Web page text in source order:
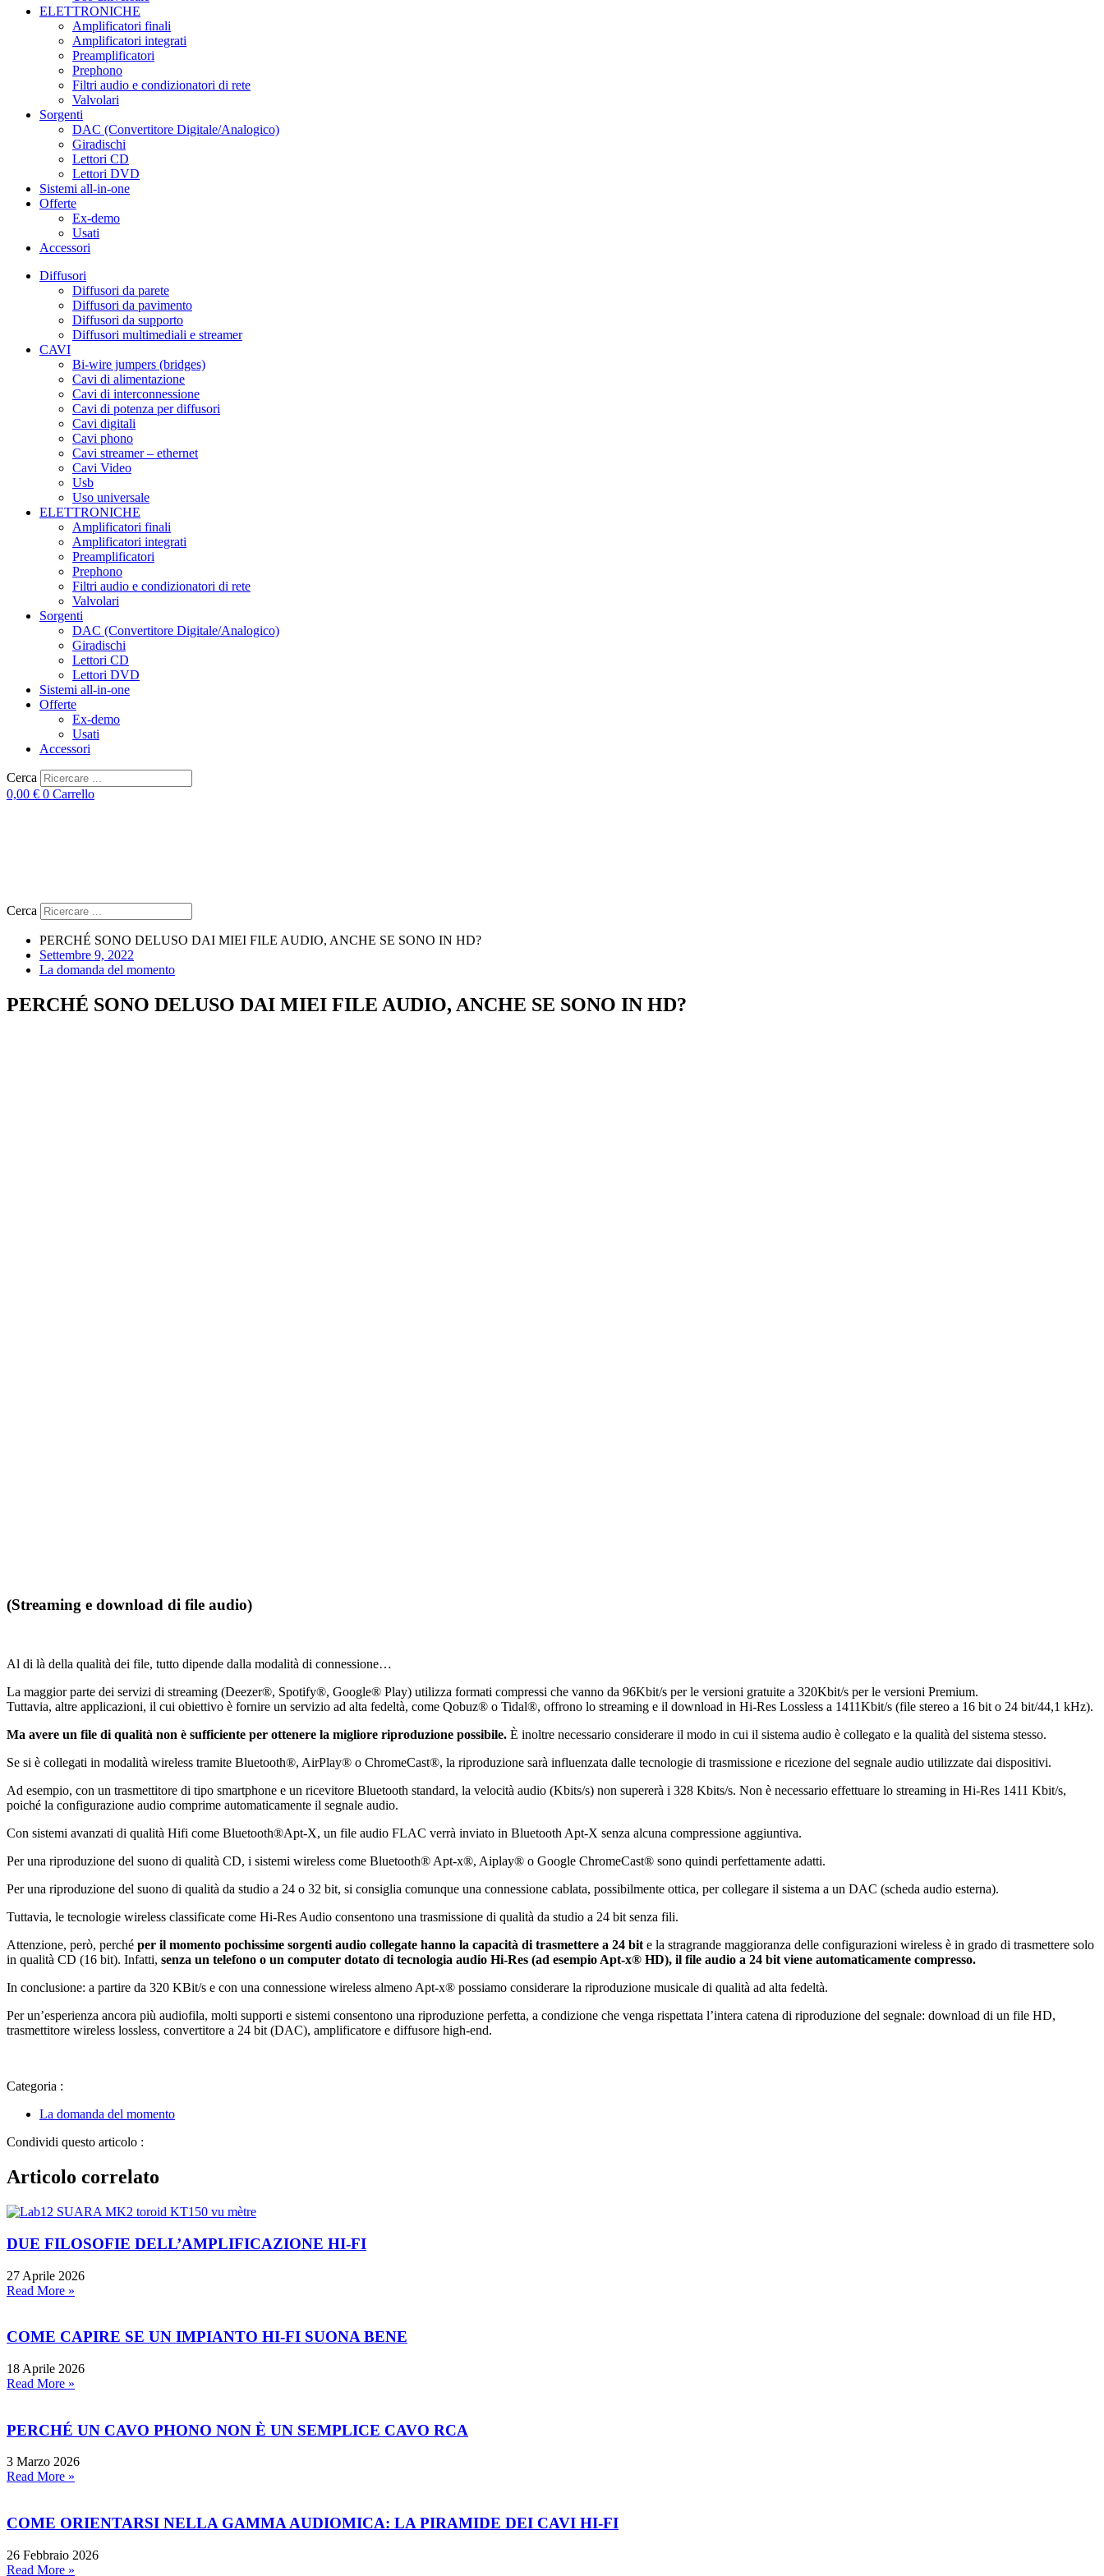
ELETTRONICHE
Amplificatori finali
Amplificatori integrati
Preamplificatori
Prephono
Filtri audio e condizionatori di rete
Valvolari
Sorgenti
DAC (Convertitore Digitale/Analogico)
Giradischi
Lettori CD
Lettori DVD
Sistemi all-in-one
Offerte
Ex-demo
Usati
Accessori
Diffusori
Diffusori da parete
Diffusori da pavimento
Diffusori da supporto
Diffusori multimediali e streamer
CAVI
Bi-wire jumpers (bridges)
Cavi di alimentazione
Cavi di interconnessione
Cavi di potenza per diffusori
Cavi digitali
Cavi phono
Cavi streamer – ethernet
Cavi Video
Usb
Uso universale
ELETTRONICHE
Amplificatori finali
Amplificatori integrati
Preamplificatori
Prephono
Filtri audio e condizionatori di rete
Valvolari
Sorgenti
DAC (Convertitore Digitale/Analogico)
Giradischi
Lettori CD
Lettori DVD
Sistemi all-in-one
Offerte
Ex-demo
Usati
Accessori
Cerca
0,00 € 0 Carrello
Cerca
PERCHÉ SONO DELUSO DAI MIEI FILE AUDIO, ANCHE SE SONO IN HD?
Settembre 9, 2022
La domanda del momento
PERCHÉ SONO DELUSO DAI MIEI FILE AUDIO, ANCHE SE SONO IN HD?
(Streaming e download di file audio)
Al di là della qualità dei file, tutto dipende dalla modalità di connessione…
La maggior parte dei servizi di streaming (Deezer®, Spotify®, Google® Play) utilizza formati compressi che vanno da 96Kbit/s per le versioni gratuite a 320Kbit/s per le versioni Premium.
Tuttavia, altre applicazioni, il cui obiettivo è fornire un servizio ad alta fedeltà, come Qobuz® o Tidal®, offrono lo streaming e il download in Hi-Res Lossless a 1411Kbit/s (file stereo a 16 bit o 24 bit/44,1 kHz).
Ma avere un file di qualità non è sufficiente per ottenere la migliore riproduzione possibile. È inoltre necessario considerare il modo in cui il sistema audio è collegato e la qualità del sistema stesso.
Se si è collegati in modalità wireless tramite Bluetooth®, AirPlay® o ChromeCast®, la riproduzione sarà influenzata dalle tecnologie di trasmissione e ricezione del segnale audio utilizzate dai dispositivi.
Ad esempio, con un trasmettitore di tipo smartphone e un ricevitore Bluetooth standard, la velocità audio (Kbits/s) non supererà i 328 Kbits/s. Non è necessario effettuare lo streaming in Hi-Res 1411 Kbit/s,
poiché la configurazione audio comprime automaticamente il segnale audio.
Con sistemi avanzati di qualità Hifi come Bluetooth®Apt-X, un file audio FLAC verrà inviato in Bluetooth Apt-X senza alcuna compressione aggiuntiva.
Per una riproduzione del suono di qualità CD, i sistemi wireless come Bluetooth® Apt-x®, Aiplay® o Google ChromeCast® sono quindi perfettamente adatti.
Per una riproduzione del suono di qualità da studio a 24 o 32 bit, si consiglia comunque una connessione cablata, possibilmente ottica, per collegare il sistema a un DAC (scheda audio esterna).
Tuttavia, le tecnologie wireless classificate come Hi-Res Audio consentono una trasmissione di qualità da studio a 24 bit senza fili.
Attenzione, però, perché per il momento pochissime sorgenti audio collegate hanno la capacità di trasmettere a 24 bit e la stragrande maggioranza delle configurazioni wireless è in grado di trasmettere solo
in qualità CD (16 bit). Infatti, senza un telefono o un computer dotato di tecnologia audio Hi-Res (ad esempio Apt-x® HD), il file audio a 24 bit viene automaticamente compresso.
In conclusione: a partire da 320 KBit/s e con una connessione wireless almeno Apt-x® possiamo considerare la riproduzione musicale di qualità ad alta fedeltà.
Per un’esperienza ancora più audiofila, molti supporti e sistemi consentono una riproduzione perfetta, a condizione che venga rispettata l’intera catena di riproduzione del segnale: download di un file HD,
trasmettitore wireless lossless, convertitore a 24 bit (DAC), amplificatore e diffusore high-end.
Categoria :
La domanda del momento
Condividi questo articolo :
Articolo correlato
DUE FILOSOFIE DELL’AMPLIFICAZIONE HI-FI
27 Aprile 2026
Read More »
COME CAPIRE SE UN IMPIANTO HI-FI SUONA BENE
18 Aprile 2026
Read More »
PERCHÉ UN CAVO PHONO NON È UN SEMPLICE CAVO RCA
3 Marzo 2026
Read More »
COME ORIENTARSI NELLA GAMMA AUDIOMICA: LA PIRAMIDE DEI CAVI HI-FI
26 Febbraio 2026
Read More »